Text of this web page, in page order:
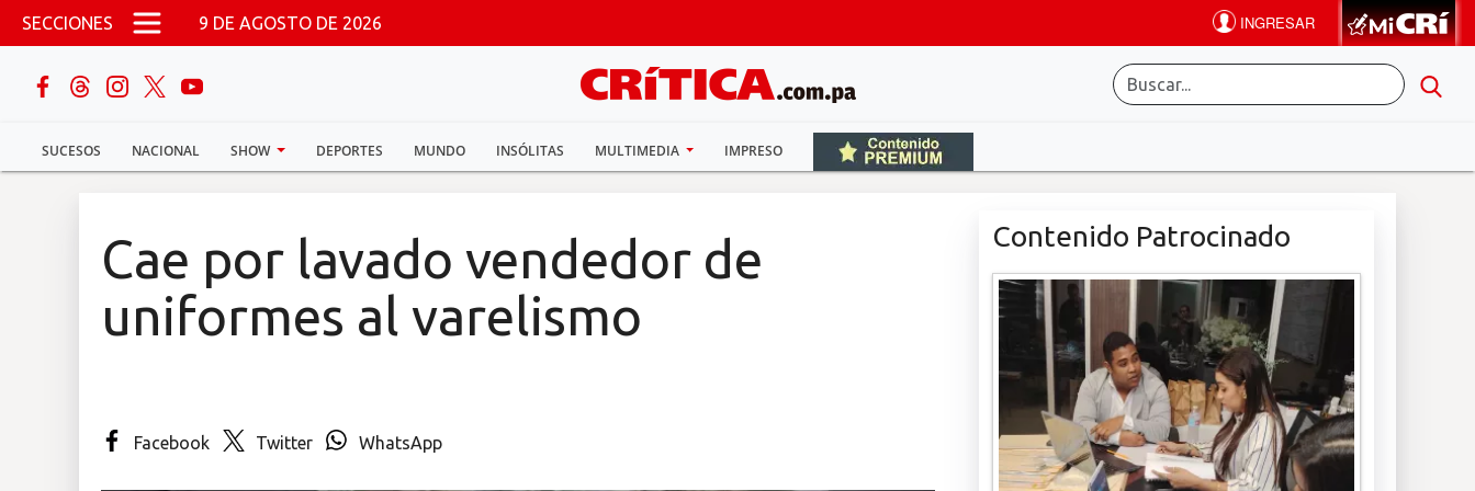
Pasar al contenido principal
SECCIONES 9 DE AGOSTO DE 2026
SUCESOS NACIONAL SHOW DEPORTES MUNDO INSÓLITAS MULTIMEDIA IMPRESO
buscar
Sucesos
Cae por lavado vendedor de
uniformes al varelismo
Facebook Twitter WhatsApp
Contenido Patrocinado